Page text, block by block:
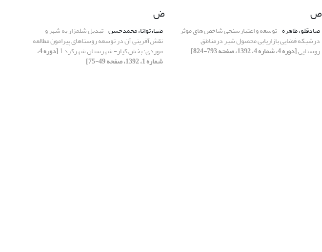
ص
صادقلو، طاهره توسعه و اعتبارسنجی شاخص های موثر
درشبکه فضایی بازاریابی محصول شیر درمناطق
روستایی[دوره 4، شماره 4، 1392، صفحه 793-824]
ض
ضیاءتوانا، محمدحسن تبدیل شلمزار به شهر و
نقش‌آفرینی آن در توسعه روستاهای پیرامون مطالعه
موردی: بخش کیار- شهرستان شهرکرد 1 [دوره 4،
شماره 1، 1392، صفحه 49-75]